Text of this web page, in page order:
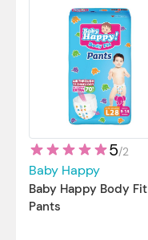
5/2
Baby Happy
Baby Happy Body Fit
Pants